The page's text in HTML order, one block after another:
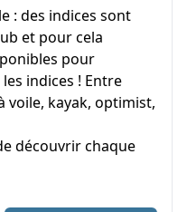
: des indices sont
et pour cela
pour
indices ! Entre
voile, kayak, optimist,
découvrir chaque